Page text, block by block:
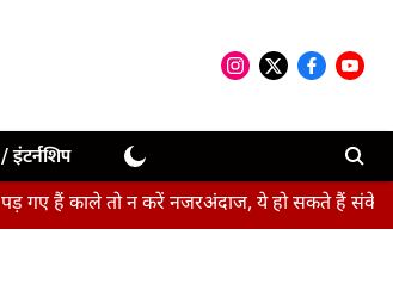
इंटर्नशिप
तो न करें नजरअंदाज, ये हो सकते हैं संकेत